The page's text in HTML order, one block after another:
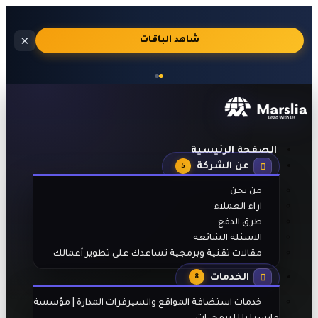
🔥
مع
تفعيل
بعد
الدفع
شاهد الباقات ×
الصفحة الرئيسية
عن الشركة
5
من نحن
اراء العملاء
طرق الدفع
الاسئلة الشائعه
مقالات تقنية وبرمجية تساعدك على تطوير أعمالك
الخدمات 8
خدمات استضافة المواقع والسيرفرات المدارة | مؤسسة